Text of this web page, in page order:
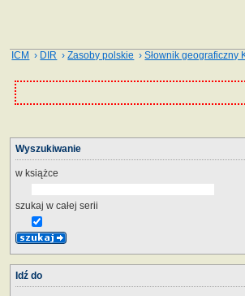
ICM › DIR ›Zasoby polskie ›Słownik geograficzny
Wyszukiwanie
w książce
szukaj w całej serii
Idź do